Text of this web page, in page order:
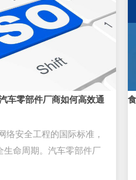
车零部件厂商如何高效通
络安全工程的国际标准，
生命周期。汽车零部件厂